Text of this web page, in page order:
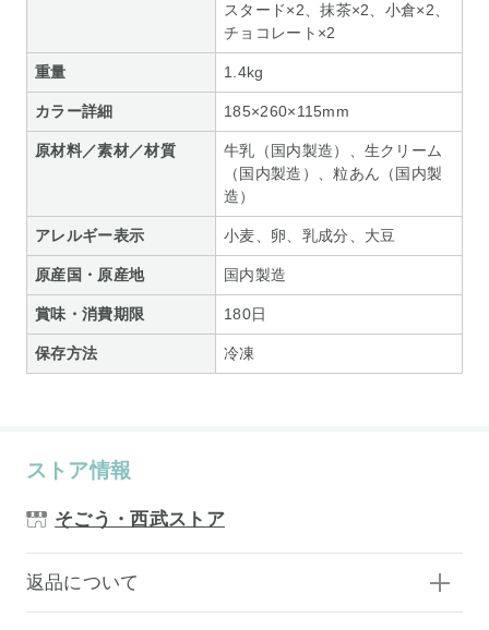
スタード×2、抹茶×2、小倉×2、
チョコレート×2
重量 1.4kg
カラー詳細 185×260×115mm
原材料／素材／材質
牛乳（国内製造）、生クリーム
（国内製造）、粒あん（国内製
造）
アレルギー表示 小麦、卵、乳成分、大豆
原産国・原産地 国内製造
賞味・消費期限 180日
保存方法 冷凍
ストア情報
そごう・西武ストア
返品について